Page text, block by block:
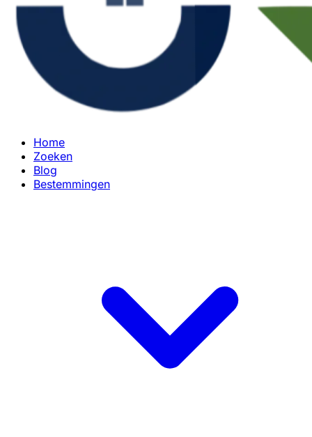
Home
Zoeken
Blog
Bestemmingen